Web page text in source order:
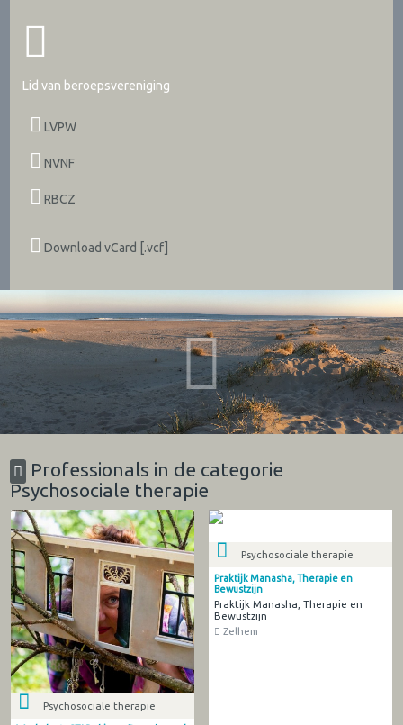
Lid van beroepsvereniging
LVPW
NVNF
RBCZ
Download vCard [.vcf]
Professionals in de categorie
Psychosociale therapie
Psychosociale therapie
Psychosociale therapie
Praktijk Manasha, Therapie en
Bewustzijn
Praktijk Manasha, Therapie en
Bewustzijn
Zelhem